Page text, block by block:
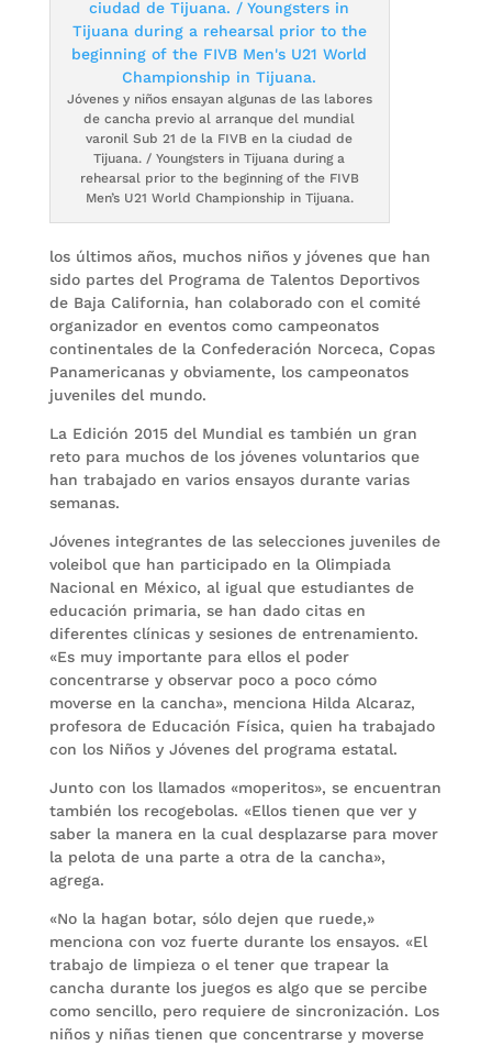
Jóvenes y niños ensayan algunas de las labores
de cancha previo al arranque del mundial
varonil Sub 21 de la FIVB en la ciudad de
Tijuana. / Youngsters in Tijuana during a
rehearsal prior to the beginning of the FIVB
Men’s U21 World Championship in Tijuana.
los últimos años, muchos niños y jóvenes que han
sido partes del Programa de Talentos Deportivos
de Baja California, han colaborado con el comité
organizador en eventos como campeonatos
continentales de la Confederación Norceca, Copas
Panamericanas y obviamente, los campeonatos
juveniles del mundo.
La Edición 2015 del Mundial es también un gran
reto para muchos de los jóvenes voluntarios que
han trabajado en varios ensayos durante varias
semanas.
Jóvenes integrantes de las selecciones juveniles de
voleibol que han participado en la Olimpiada
Nacional en México, al igual que estudiantes de
educación primaria, se han dado citas en
diferentes clínicas y sesiones de entrenamiento.
«Es muy importante para ellos el poder
concentrarse y observar poco a poco cómo
moverse en la cancha», menciona Hilda Alcaraz,
profesora de Educación Física, quien ha trabajado
con los Niños y Jóvenes del programa estatal.
Junto con los llamados «moperitos», se encuentran
también los recogebolas. «Ellos tienen que ver y
saber la manera en la cual desplazarse para mover
la pelota de una parte a otra de la cancha»,
agrega.
«No la hagan botar, sólo dejen que ruede,»
menciona con voz fuerte durante los ensayos. «El
trabajo de limpieza o el tener que trapear la
cancha durante los juegos es algo que se percibe
como sencillo, pero requiere de sincronización. Los
niños y niñas tienen que concentrarse y moverse